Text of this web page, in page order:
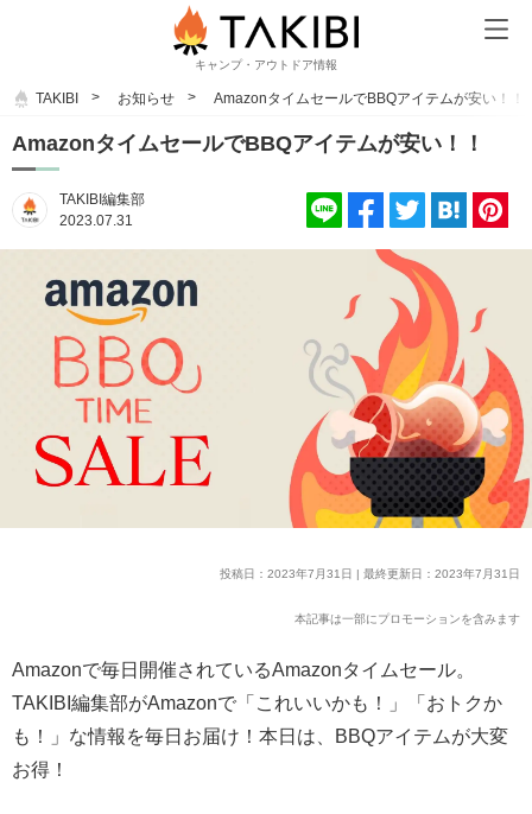
キャンプ・アウトドア情報
TAKIBI お知らせ AmazonタイムセールでBBQアイテムが安い！！
AmazonタイムセールでBBQアイテムが安い！！
TAKIBI編集部
2023.07.31
投稿日：2023年7月31日 | 最終更新日：2023年7月31日
本記事は一部にプロモーションを含みます
Amazonで毎日開催されているAmazonタイムセール。
TAKIBI編集部がAmazonで「これいいかも！」「おトクか
も！」な情報を毎日お届け！本日は、BBQアイテムが大変
お得！